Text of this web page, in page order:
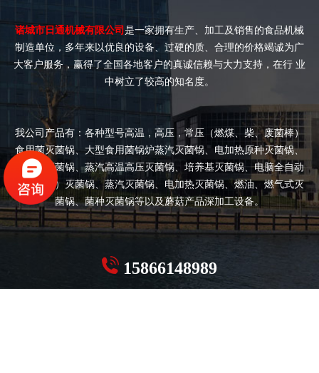
诸城市日通机械有限公司 是一家拥有生产、加工及销售的食品机械
制造单位，多年来以优良的设备、过硬的质、合理的价格竭诚为广
大客户服务，赢得了全国各地客户的真诚信赖与大力支持，在行 业
中树立了较高的知名度。
我公司产品有：各种型号高温，高压，常压（燃煤、柴、废菌棒）
食用菌灭菌锅、大型食用菌锅炉蒸汽灭菌锅、电加热原种灭菌锅、
双开门灭菌锅、蒸汽高温高压灭菌锅、培养基灭菌锅、电脑全自动
（半自动）灭菌锅、蒸汽灭菌锅、电加热灭菌锅、燃油、燃气式灭
菌锅、菌种灭菌锅等以及蘑菇产品深加工设备。
15866148989